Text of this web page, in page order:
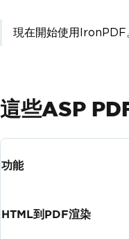
現在開始使用IronPDF
這些ASP
功能
HTML到PDF渲染